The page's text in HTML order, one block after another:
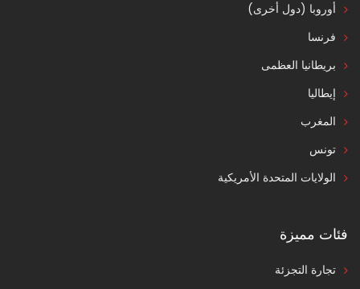
أوروبا (دول أخرى)
فرنسا
بريطانيا العظمى
إيطاليا
المغرب
تونس
الولايات المتحدة الأمريكية
فئات مميزة
تجارة التجزئة